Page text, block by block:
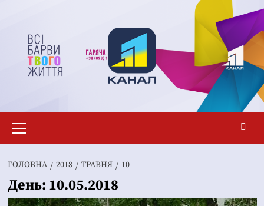
вмісту
меню
ГОЛОВНА 2018 ТРАВНЯ 10
День: 10.05.2018